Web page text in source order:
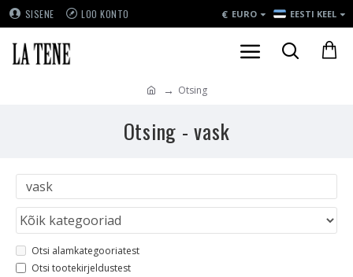
SISENE LOO KONTO € EURO EESTI KEEL
Otsing
Otsing - vask
Otsi alamkategooriatest
Otsi tootekirjeldustest